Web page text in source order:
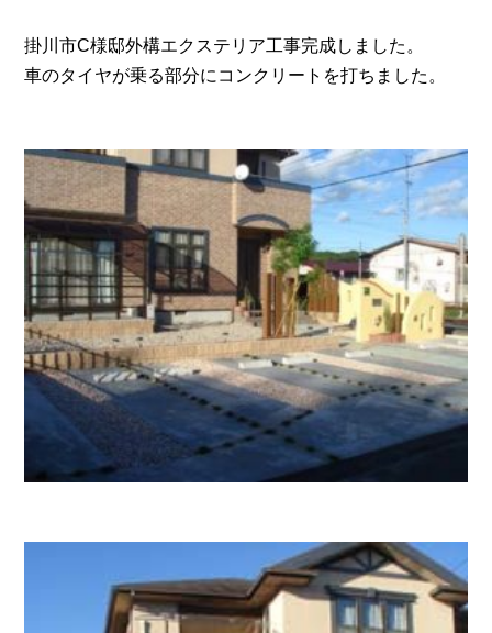
掛川市C様邸外構エクステリア工事完成しました。
車のタイヤが乗る部分にコンクリートを打ちました。